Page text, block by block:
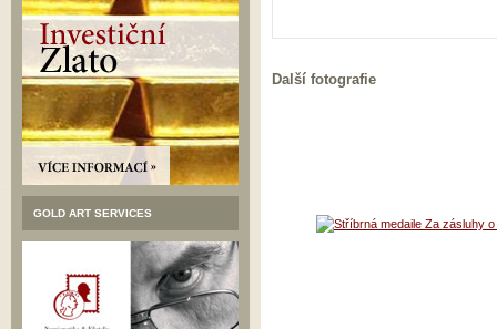
GOLD ART SERVICES
Další fotografie